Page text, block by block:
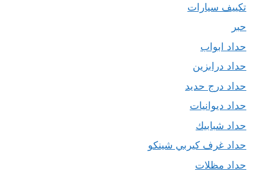
تكييف سيارات
حبر
حداد ابواب
حداد درابزين
حداد درج حديد
حداد ديوانيات
حداد شبابيك
حداد غرف كيربي شينكو
حداد مظلات